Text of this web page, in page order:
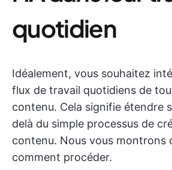
quotidien
Idéalement, vous souhaitez
flux de travail quotidiens de
contenu. Cela signifie étendre
delà du simple processus de
contenu. Nous vous montrons
comment procéder.